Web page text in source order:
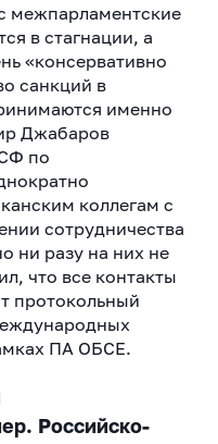
межпарламентские
в стагнации, а
«консервативно
санкций в
именно
Джабаров
по
коллегам с
сотрудничества
ни разу на них не
что все контакты
протокольный
ПА ОБСЕ.
Российско-